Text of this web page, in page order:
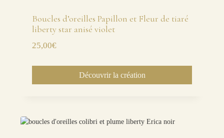
Boucles d’oreilles Papillon et Fleur de tiaré
liberty star anisé violet
25,00€
Découvrir la création